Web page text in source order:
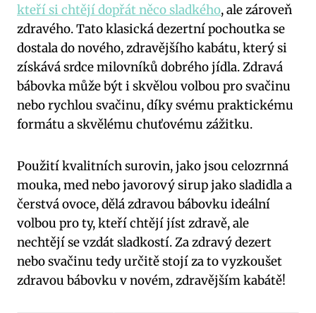
kteří si chtějí dopřát něco sladkého, ale zároveň
zdravého. Tato klasická dezertní pochoutka se
dostala do nového, zdravějšího kabátu, který si
získává srdce milovníků dobrého jídla. Zdravá
bábovka může být i skvělou volbou pro svačinu
nebo rychlou svačinu, díky svému praktickému
formátu a skvělému chuťovému zážitku.
Použití kvalitních surovin, jako jsou celozrnná
mouka, med nebo javorový sirup jako sladidla a
čerstvá ovoce, dělá zdravou bábovku ideální
volbou pro ty, kteří chtějí jíst zdravě, ale
nechtějí se vzdát sladkostí. Za zdravý dezert
nebo svačinu tedy určitě stojí za to vyzkoušet
zdravou bábovku v novém, zdravějším kabátě!